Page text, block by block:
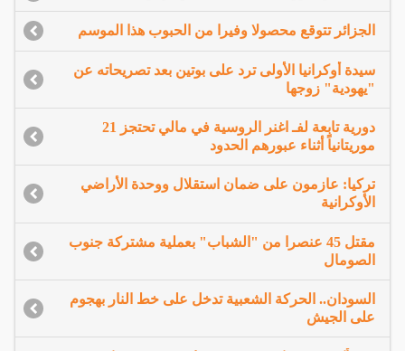
الجزائر تتوقع محصولا وفيرا من الحبوب هذا الموسم
سيدة أوكرانيا الأولى ترد على بوتين بعد تصريحاته عن
"يهودية" زوجها
دورية تابعة لفـ اغنر الروسية في مالي تحتجز 21
موريتانياً أثناء عبورهم الحدود
تركيا: عازمون على ضمان استقلال ووحدة الأراضي
الأوكرانية
مقتل 45 عنصرا من "الشباب" بعملية مشتركة جنوب
الصومال
السودان.. الحركة الشعبية تدخل على خط النار بهجوم
على الجيش